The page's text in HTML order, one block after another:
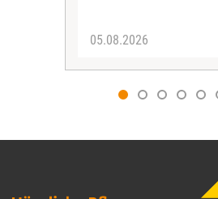
05.08.2026